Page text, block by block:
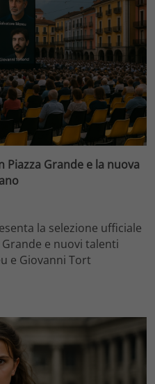
Grande e la nuova
la selezione ufficiale
e nuovi talenti
e Giovanni Tort